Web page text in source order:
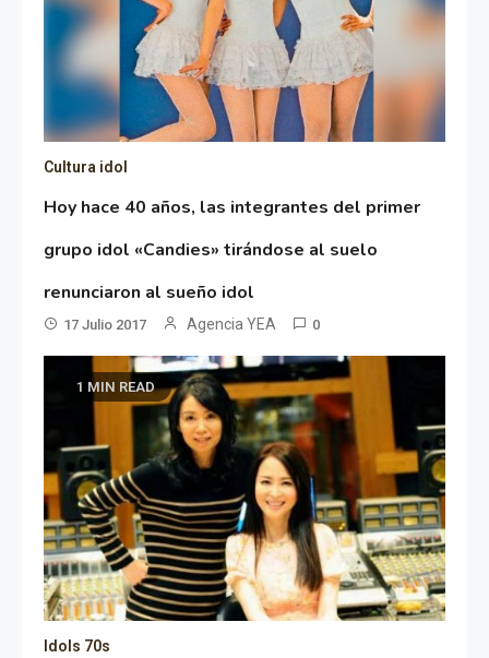
Cultura idol
Hoy hace 40 años, las integrantes del primer
grupo idol «Candies» tirándose al suelo
renunciaron al sueño idol
17 Julio 2017 Agencia YEA 0
1 MIN READ
Idols 70s